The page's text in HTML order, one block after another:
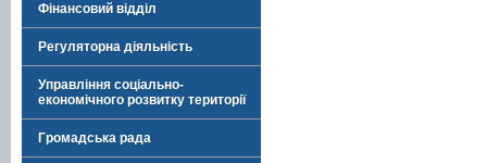
Фінансовий відділ
Регуляторна діяльність
Управління соціально-
економічного розвитку території
Громадська рада